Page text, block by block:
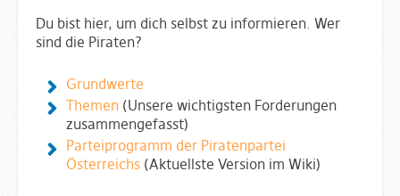
Du bist hier, um dich selbst zu informieren. Wer
sind die Piraten?
Grundwerte
Themen(Unsere wichtigsten Forderungen
zusammengefasst)
Parteiprogramm der Piratenpartei
Österreichs(Aktuellste Version im Wiki)